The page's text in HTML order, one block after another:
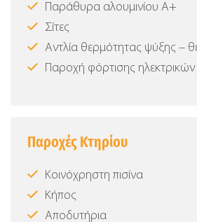
Παράθυρα αλουμινίου Α+
Σίτες
Αντλία θερμότητας ψύξης –
Παροχή φόρτισης
Παροχές Κτηρίου
Κοινόχρηστη πισίνα
Κήπος
Αποδυτήρια